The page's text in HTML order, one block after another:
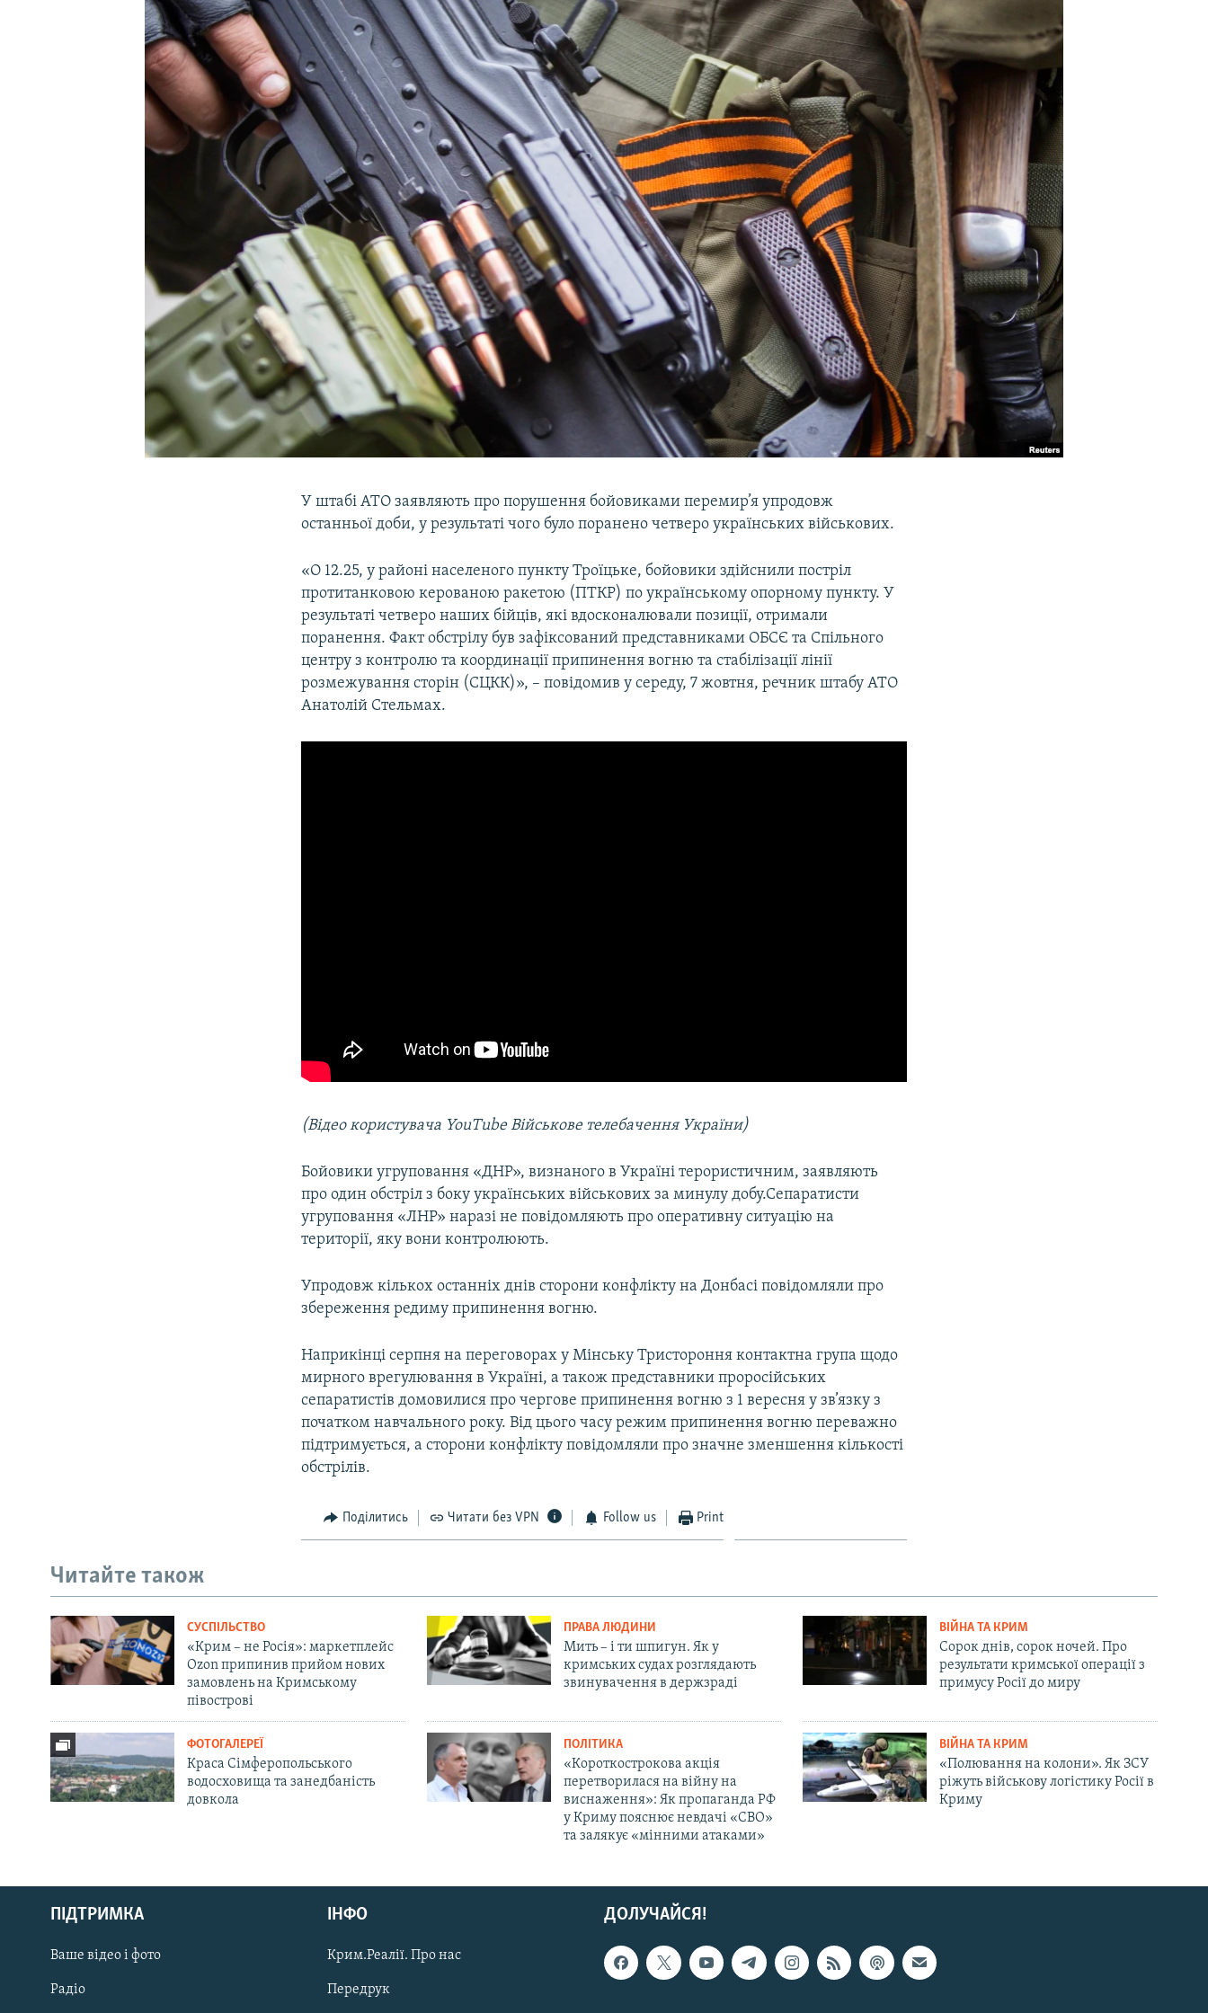
УКРАЇНСЬКА ПРОБЛЕМА КРИМУ
Русский
Qırımtatar
ДОЛУЧАЙСЯ!
У штабі АТО заявляють про порушення бойовиками перемир’я упродовж
останньої доби, у результаті чого було поранено четверо українських військових.
«О 12.25, у районі населеного пункту Троїцьке, бойовики здійснили постріл
протитанковою керованою ракетою (ПТКР) по українському опорному пункту. У
результаті четверо наших бійців, які вдосконалювали позиції, отримали
поранення. Факт обстрілу був зафіксований представниками ОБСЄ та Спільного
центру з контролю та координації припинення вогню та стабілізації лінії
розмежування сторін (СЦКК)», – повідомив у середу, 7 жовтня, речник штабу АТО
Анатолій Стельмах.
(Відео користувача YouTube Військове телебачення України)
Бойовики угруповання «ДНР», визнаного в Україні терористичним, заявляють
про один обстріл з боку українських військових за минулу добу.Сепаратисти
угруповання «ЛНР» наразі не повідомляють про оперативну ситуацію на
території, яку вони контролюють.
Упродовж кількох останніх днів сторони конфлікту на Донбасі повідомляли про
збереження редиму припинення вогню.
Наприкінці серпня на переговорах у Мінську Тристороння контактна група щодо
мирного врегулювання в Україні, а також представники проросійських
сепаратистів домовилися про чергове припинення вогню з 1 вересня у зв’язку з
початком навчального року. Від цього часу режим припинення вогню переважно
підтримується, а сторони конфлікту повідомляли про значне зменшення кількості
обстрілів.
Поділитись Читати без VPN Follow us Print
Читайте також
СУСПІЛЬСТВО
«Крим – не Росія»: маркетплейс
Ozon припинив прийом нових
замовлень на Кримському
півострові
ПРАВА ЛЮДИНИ
Мить – і ти шпигун. Як у
кримських судах розглядають
звинувачення в держзраді
ВІЙНА ТА КРИМ
Сорок днів, сорок ночей. Про
результати кримської операції з
примусу Росії до миру
ФОТОГАЛЕРЕЇ
Краса Сімферопольського
водосховища та занедбаність
довкола
ПОЛІТИКА
«Короткострокова акція
перетворилася на війну на
виснаження»: Як пропаганда РФ
у Криму пояснює невдачі «СВО»
та залякує «мінними атаками»
ВІЙНА ТА КРИМ
«Полювання на колони». Як ЗСУ
ріжуть військову логістику Росії в
Криму
ДОЛУЧАЙСЯ!
ПІДТРИМКА
Ваше відео і фото
Радіо
ІНФО
Крим.Реалії. Про нас
Передрук